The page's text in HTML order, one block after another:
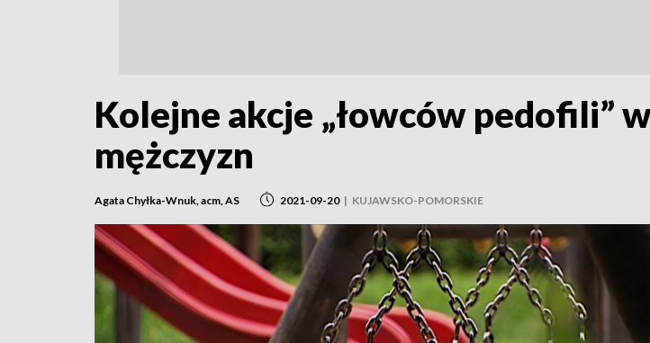
Kolejne akcje „łowców pedofili”
mężczyzn
Agata Chyłka-Wnuk, acm, AS 2021-09-20 | KUJAWSKO-POMORSKIE